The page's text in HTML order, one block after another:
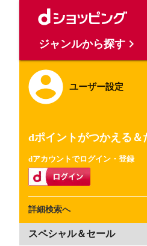
ユーザー設定
dポイントがつかえる＆
dアカウントでログイン・登録
詳細検索へ
スペシャル＆セール
ジャンルから探す